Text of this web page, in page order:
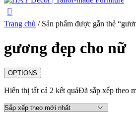
Trang chủ / Sản phẩm được gắn thẻ
gương đẹp cho nữ
OPTIONS
Hiển thị tất cả 2 kết quảĐã sắp xếp theo